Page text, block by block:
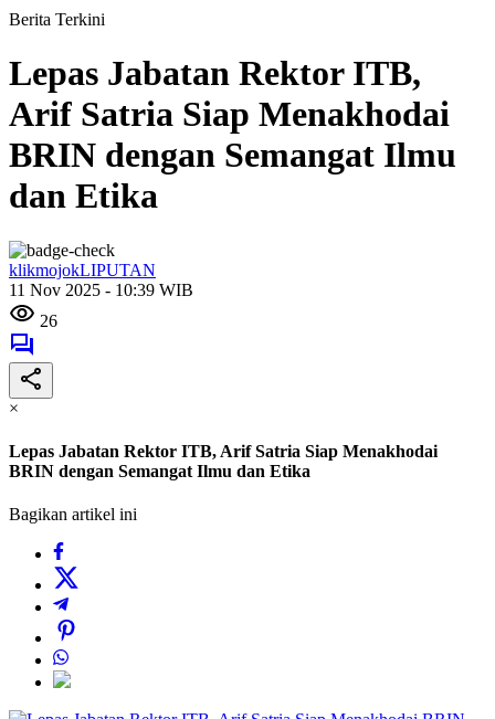
Berita Terkini
Lepas Jabatan Rektor ITB,
Arif Satria Siap Menakhodai
BRIN dengan Semangat Ilmu
dan Etika
klikmojokLIPUTAN
11 Nov 2025 - 10:39 WIB
26
×
Lepas Jabatan Rektor ITB, Arif Satria Siap Menakhodai
BRIN dengan Semangat Ilmu dan Etika
Bagikan artikel ini